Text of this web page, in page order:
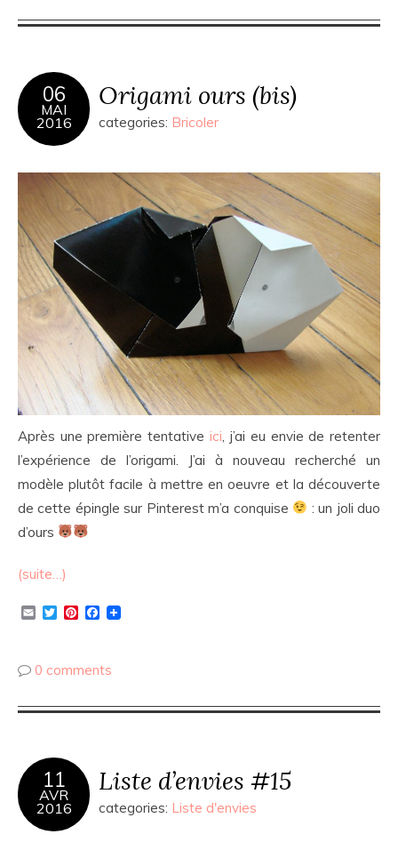
06
MAI
2016
Origami ours (bis)
categories: Bricoler
Après une première tentative ici, j’ai eu envie de retenter
l’expérience de l’origami. J’ai à nouveau recherché un
modèle plutôt facile à mettre en oeuvre et la découverte
de cette épingle sur Pinterest m’a conquise
: un joli duo
d’ours
(suite…)
EmailTwitterPinterestFacebook
0 comments
11
AVR
2016
Liste d’envies #15
categories: Liste d'envies